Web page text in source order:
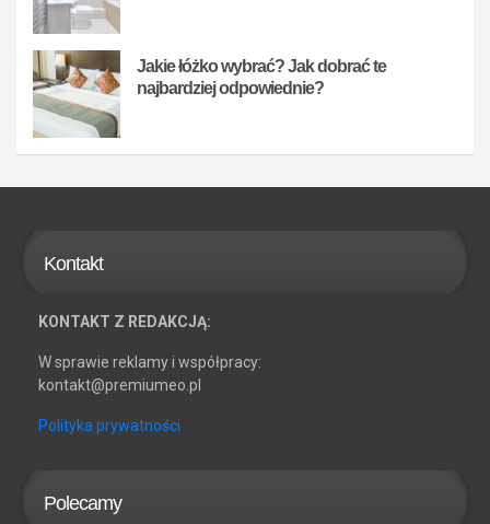
Jakie łóżko wybrać? Jak dobrać te
najbardziej odpowiednie?
Kontakt
KONTAKT Z REDAKCJĄ:
W sprawie reklamy i współpracy:
kontakt@premiumeo.pl
Polityka prywatności
Polecamy